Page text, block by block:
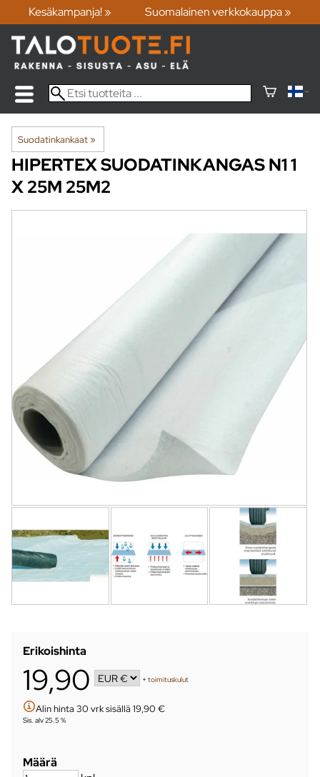
Kesäkampanja! » Suomalainen verkkokauppa »
Suodatinkankaat‪»
HIPERTEXSUODATINKANGAS N1 1
X 25M 25M2
Erikoishinta
19,90 +toimituskulut
Alin hinta 30 vrk sisällä 19,90 €
Sis. alv 25.5 %
Määrä